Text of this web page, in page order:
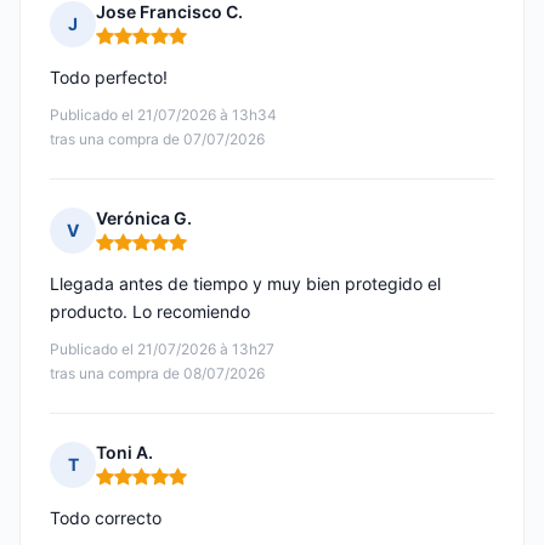
J
Jose Francisco C.
Nota: 5 de 5
Publicado el 21/07/2026 à 13h34
tras una compra de 07/07/2026
Todo perfecto!
V
Verónica G.
Nota: 5 de 5
Publicado el 21/07/2026 à 13h27
tras una compra de 08/07/2026
Llegada antes de tiempo y muy bien protegido el
producto. Lo recomiendo
T
Toni A.
Nota: 5 de 5
Todo correcto